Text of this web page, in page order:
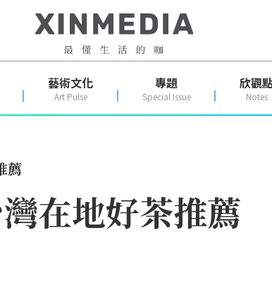
藝術文化
Art Pulse
專題
Special Issue
欣觀
Notes
薦
在地好茶推薦